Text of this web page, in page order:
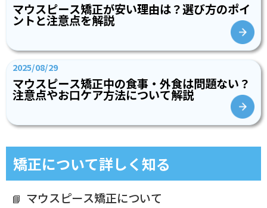
マウスピース矯正が安い理由は？選び方のポイ
ントと注意点を解説
2025/08/29
マウスピース矯正中の食事・外食は問題ない？
注意点やお口ケア方法について解説
矯正について詳しく知る
マウスピース矯正について